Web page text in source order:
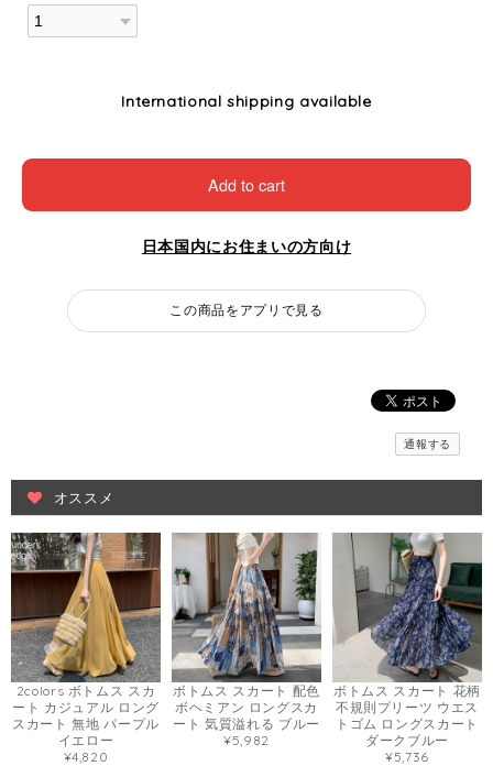
International shipping available
Add to cart
日本国内にお住まいの方向け
この商品をアプリで見る
通報する
オススメ
2colors ボトムス スカ
ート カジュアル ロング
スカート 無地 パープル
イエロー
¥4,820
ボトムス スカート 配色
ボヘミアン ロングスカ
ート 気質溢れる ブルー
¥5,982
ボトムス スカート 花柄
不規則プリーツ ウエス
トゴム ロングスカート
ダークブルー
¥5,736